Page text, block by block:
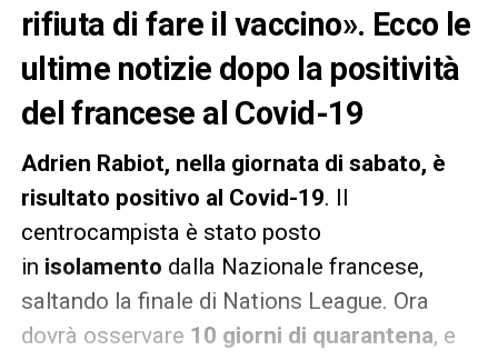
rifiuta di fare il vaccino». Ecco le
ultime notizie dopo la positività
del francese al Covid-19
Adrien Rabiot, nella giornata di sabato, è
risultato positivo al Covid-19. Il
centrocampista è stato posto
in isolamento dalla Nazionale francese,
saltando la finale di Nations League. Ora
dovrà osservare 10 giorni di quarantena, e